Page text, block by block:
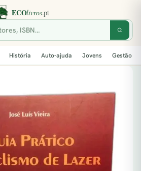
História Auto-ajuda Jovens Gestão